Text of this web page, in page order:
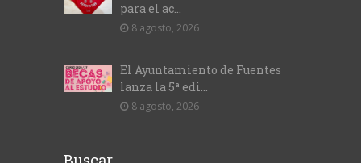
para el ac...
8 agosto, 2026
El Ayuntamiento de Fuentes
lanza la 5ª edi...
8 agosto, 2026